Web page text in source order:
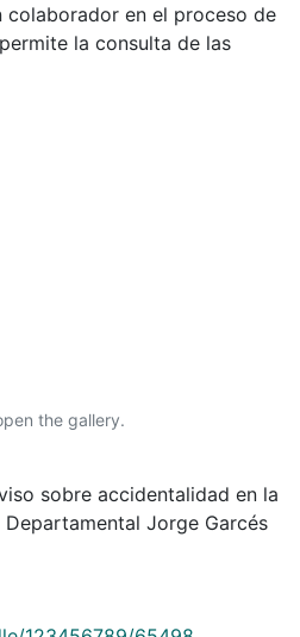
colaborador en el proceso de
la consulta de las
the gallery.
sobre accidentalidad en la
Jorge Garcés